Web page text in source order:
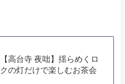
高台寺 夜咄】揺らめくロ
の灯だけで楽しむお茶会